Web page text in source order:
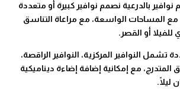
بالدرعية نصمم نوافير كبيرة أو متعددة
المساحات الواسعة، مع مراعاة التناسق
أو القصر.
تشمل النوافير المركزية، النوافير الراقصة،
المتدرج، مع إمكانية إضافة إضاءة ديناميكية
ليلًا.